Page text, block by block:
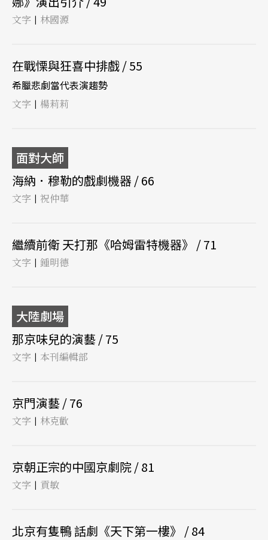
文字 | 林國源
在戰慄與狂喜中排戲 / 55
希臘悲劇當代表演趨勢
文字 | 楊莉莉
面對大師
海納．穆勒的戲劇機器 / 66
文字 | 祝仲華
繼續前衛 天打那《哈姆雷特機器》 / 71
文字 | 鍾明德
大陸劇場
那京味兒的演藝 / 75
文字 | 本刊編輯部
京門演藝 / 76
文字 | 林克歡
京朝正宗的中國京劇院 / 81
文字 | 貢敏
北京有隻鴨 話劇《天下第一樓》 / 84